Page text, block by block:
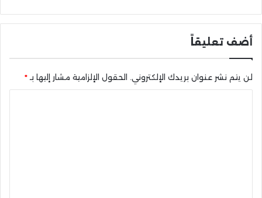
أضف تعليقاً
لن يتم نشر عنوان بريدك الإلكتروني. الحقول الإلزامية مشار إليها بـ *